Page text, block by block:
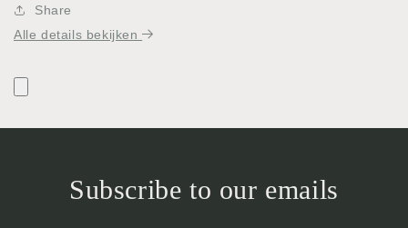
Share
Alle details bekijken
Subscribe to our emails